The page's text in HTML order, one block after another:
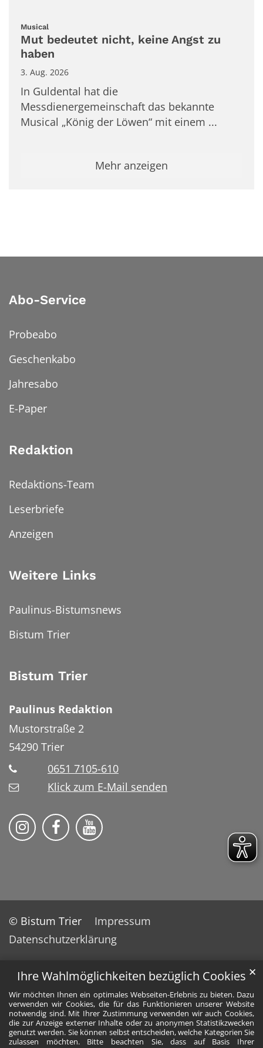
Ihre Wahlmöglichkeiten bezüglich Cookies
Wir möchten Ihnen ein optimales Webseiten-Erlebnis zu bieten. Dazu
verwenden wir Cookies, die für das Funktionieren unserer Website
notwendig sind. Mit Ihrer Zustimmung verwenden wir auch Cookies,
die zur Anzeige externer Inhalte oder zu anonymen Statistikzwecken
genutzt werden. Sie können selbst entscheiden, welche Kategorien Sie
zulassen möchten. Bitte beachten Sie, dass auf Basis Ihrer
✕
Musical
Mut bedeutet nicht, keine Angst zu
haben
3. Aug. 2026
In Guldental hat die
Messdienergemeinschaft das bekannte
Musical „König der Löwen“ mit einem ...
Mehr anzeigen
Abo-Service
Probeabo
Geschenkabo
Jahresabo
E-Paper
Redaktion
Redaktions-Team
Leserbriefe
Anzeigen
Weitere Links
Paulinus-Bistumsnews
Bistum Trier
Bistum Trier
Paulinus Redaktion
Mustorstraße 2
54290 Trier
0651 7105-610
Klick zum E-Mail senden
Bistum Trier auf Instragram
Bistum Trier auf Facebook
Bistum Trier auf YouTube
© Bistum Trier
Impressum
Datenschutzerklärung